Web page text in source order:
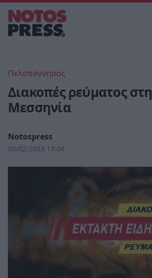
Πελοπόννησος
Διακοπές ρεύματος στη
Μεσσηνία
Notospress
08/02/2023 13:04